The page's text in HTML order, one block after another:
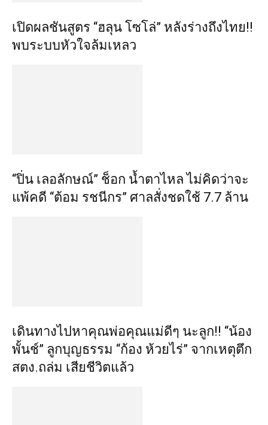
เปิดผลชันสูตร “ฮลุน โซโล่” หลังร่างถึงไทย!!
พบระบบหัวใจล้มเหลว
“ปิ่น เลอลักษณ์” ช็อก น้ำตาไหล ไม่คิดว่าจะ
แพ้คดี “ต้อม รชนีกร” ศาลสั่งชดใช้ 7.7 ล้าน
เดินทางไปหาคุณพ่อคุณแม่ดีๆ นะลูก!! “น้อง
พั้นช์” ลูกบุญธรรม “ก้อง ห้วยไร่” จากเหตุตึก
สตง.ถล่ม เสียชีวิตแล้ว